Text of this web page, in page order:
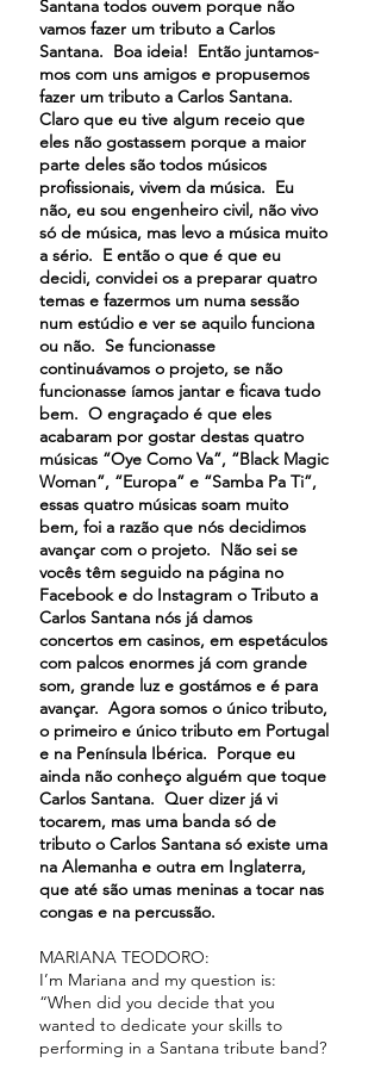
Santana todos ouvem porque não
vamos fazer um tributo a Carlos
Santana. Boa ideia! Então juntamos-
mos com uns amigos e propusemos
fazer um tributo a Carlos Santana.
Claro que eu tive algum receio que
eles não gostassem porque a maior
parte deles são todos músicos
profissionais, vivem da música. Eu
não, eu sou engenheiro civil, não vivo
só de música, mas levo a música muito
a sério. E então o que é que eu
decidi, convidei os a preparar quatro
temas e fazermos um numa sessão
num estúdio e ver se aquilo funciona
ou não. Se funcionasse
continuávamos o projeto, se não
funcionasse íamos jantar e ficava tudo
bem. O engraçado é que eles
acabaram por gostar destas quatro
músicas “Oye Como Va”, “Black Magic
Woman”, “Europa” e “Samba Pa Ti”,
essas quatro músicas soam muito
bem, foi a razão que nós decidimos
avançar com o projeto. Não sei se
vocês têm seguido na página no
Facebook e do Instagram o Tributo a
Carlos Santana nós já damos
concertos em casinos, em espetáculos
com palcos enormes já com grande
som, grande luz e gostámos e é para
avançar. Agora somos o único tributo,
o primeiro e único tributo em Portugal
e na Península Ibérica. Porque eu
ainda não conheço alguém que toque
Carlos Santana. Quer dizer já vi
tocarem, mas uma banda só de
tributo o Carlos Santana só existe uma
na Alemanha e outra em Inglaterra,
que até são umas meninas a tocar nas
congas e na percussão.
MARIANA TEODORO:
I’m Mariana and my question is:
“When did you decide that you
wanted to dedicate your skills to
performing in a Santana tribute band?